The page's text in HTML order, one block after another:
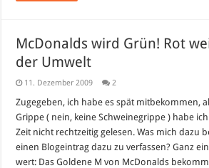
McDonalds wird Grün! Rot
der Umwelt
11. Dezember 2009 2
Zugegeben, ich habe es spät mitbekommen,
Grippe ( nein, keine Schweinegrippe ) habe
Zeit nicht rechtzeitig gelesen. Was mich dazu
einen Blogeintrag dazu zu verfassen? Ganz
wert: Das Goldene M von McDonalds